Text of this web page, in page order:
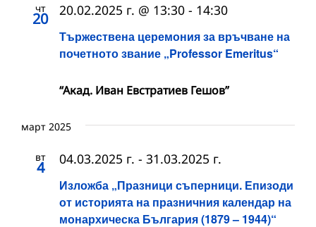
чт
20
Тържествена церемония за връчване на
почетното звание „Professor Emeritus“
20.02.2025 г. @ 13:30 - 14:30
“Акад. Иван Евстратиев Гешов”
март 2025
вт
4
Изложба „Празници съперници. Епизоди
от историята на празничния календар на
монархическа България (1879 – 1944)“
04.03.2025 г. - 31.03.2025 г.